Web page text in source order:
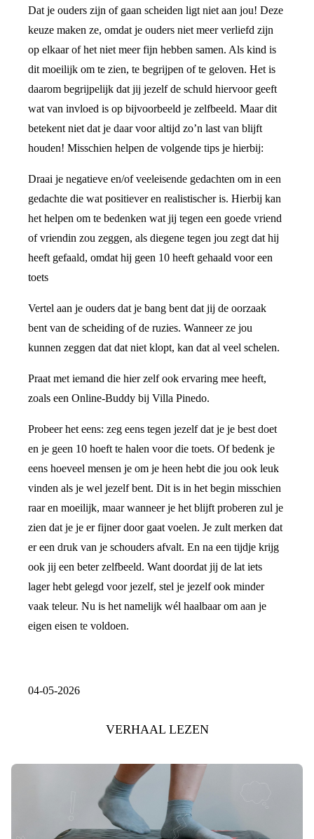
Dat je ouders zijn of gaan scheiden ligt niet aan jou! Deze
keuze maken ze, omdat je ouders niet meer verliefd zijn
op elkaar of het niet meer fijn hebben samen. Als kind is
dit moeilijk om te zien, te begrijpen of te geloven. Het is
daarom begrijpelijk dat jij jezelf de schuld hiervoor geeft
wat van invloed is op bijvoorbeeld je zelfbeeld. Maar dit
betekent niet dat je daar voor altijd zo’n last van blijft
houden! Misschien helpen de volgende tips je hierbij:
Draai je negatieve en/of veeleisende gedachten om in een
gedachte die wat positiever en realistischer is. Hierbij kan
het helpen om te bedenken wat jij tegen een goede vriend
of vriendin zou zeggen, als diegene tegen jou zegt dat hij
heeft gefaald, omdat hij geen 10 heeft gehaald voor een
toets
Vertel aan je ouders dat je bang bent dat jij de oorzaak
bent van de scheiding of de ruzies. Wanneer ze jou
kunnen zeggen dat dat niet klopt, kan dat al veel schelen.
Praat met iemand die hier zelf ook ervaring mee heeft,
zoals een Online-Buddy bij Villa Pinedo.
Probeer het eens: zeg eens tegen jezelf dat je je best doet
en je geen 10 hoeft te halen voor die toets. Of bedenk je
eens hoeveel mensen je om je heen hebt die jou ook leuk
vinden als je wel jezelf bent. Dit is in het begin misschien
raar en moeilijk, maar wanneer je het blijft proberen zul je
zien dat je je er fijner door gaat voelen. Je zult merken dat
er een druk van je schouders afvalt. En na een tijdje krijg
ook jij een beter zelfbeeld. Want doordat jij de lat iets
lager hebt gelegd voor jezelf, stel je jezelf ook minder
vaak teleur. Nu is het namelijk wél haalbaar om aan je
eigen eisen te voldoen.
04-05-2026
VERHAAL LEZEN